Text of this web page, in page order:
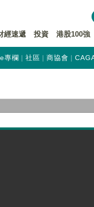
經速遞 投資 港股100強
專欄 社區 商協會